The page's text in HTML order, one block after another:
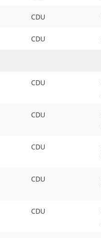
CDU
CDU
CDU
CDU
CDU
CDU
CDU